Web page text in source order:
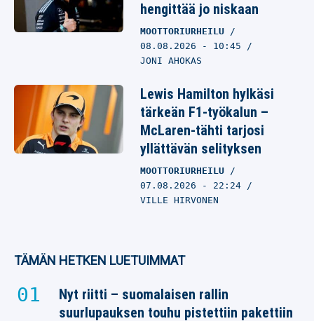
hengittää jo niskaan
MOOTTORIURHEILU
08.08.2026 - 10:45
JONI AHOKAS
Lewis Hamilton hylkäsi
tärkeän F1-työkalun –
McLaren-tähti tarjosi
yllättävän selityksen
MOOTTORIURHEILU
07.08.2026 - 22:24
VILLE HIRVONEN
TÄMÄN HETKEN LUETUIMMAT
Nyt riitti – suomalaisen rallin
suurlupauksen touhu pistettiin pakettiin